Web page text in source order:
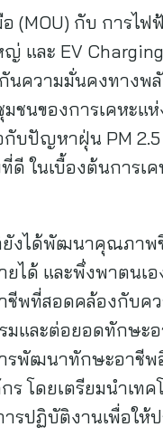
กับ การไฟ
และ EV
ความมั่นคงทางพ
ชนของการเคหะแ
กับปัญหาฝุ่น PM
ดี ในเบื้องต้นการ
งได้พัฒนาคุณภา
ได้ และพึ่งพาตนเ
ชีพที่สอดคล้องกับค
มและต่อยอดทักษะ
รพัฒนาทักษะอาชีพ
โดยเตรียมนำเท
รปฏิบัติงานเพื่อให้